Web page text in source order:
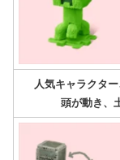
人気キャラクタ
頭が動き、